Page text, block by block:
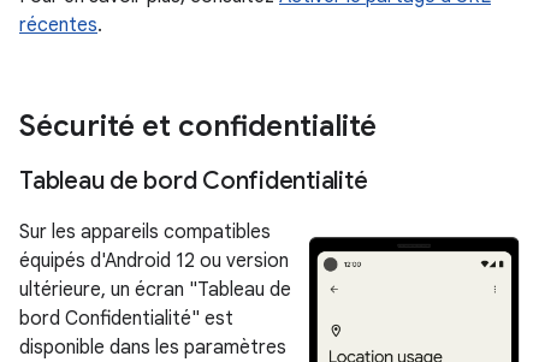
récentes.
Sécurité et confidentialité
Tableau de bord Confidentialité
Sur les appareils compatibles
équipés d'Android 12 ou version
ultérieure, un écran "Tableau de
bord Confidentialité" est
disponible dans les paramètres